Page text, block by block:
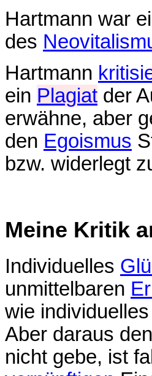
Hartmann war
des
Hartmann
ein Plagiat der
erwähne, aber
den Egoismus
bzw. widerlegt
Meine Kritik
Individuelles
unmittelbaren
wie
Aber daraus
nicht gebe, ist